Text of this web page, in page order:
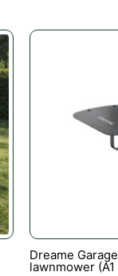
Dreame
lawnmower (A1